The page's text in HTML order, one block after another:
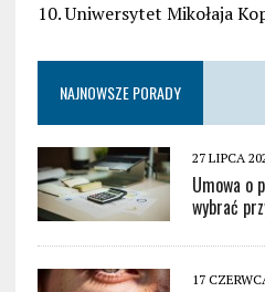
10. Uniwersytet Mikołaja
NAJNOWSZE PORADY
27 LIPCA
Umowa o
wybrać
17